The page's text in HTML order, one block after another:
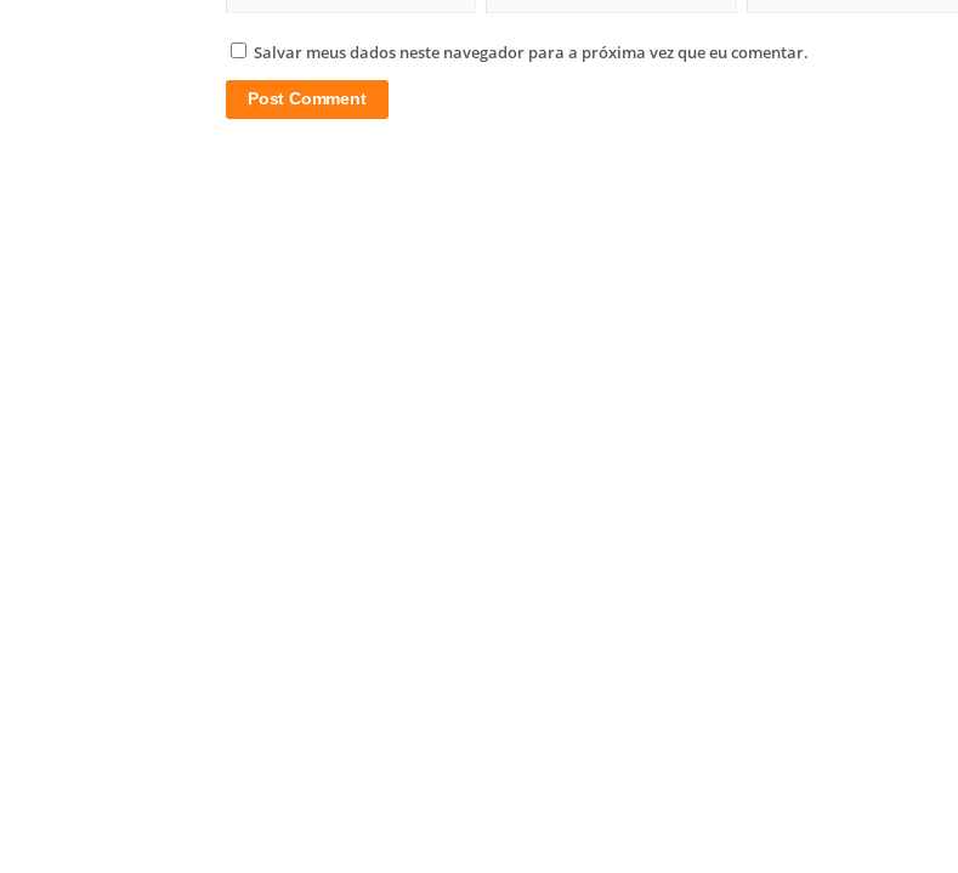
Salvar meus dados neste navegador para a próxima vez que eu comentar.